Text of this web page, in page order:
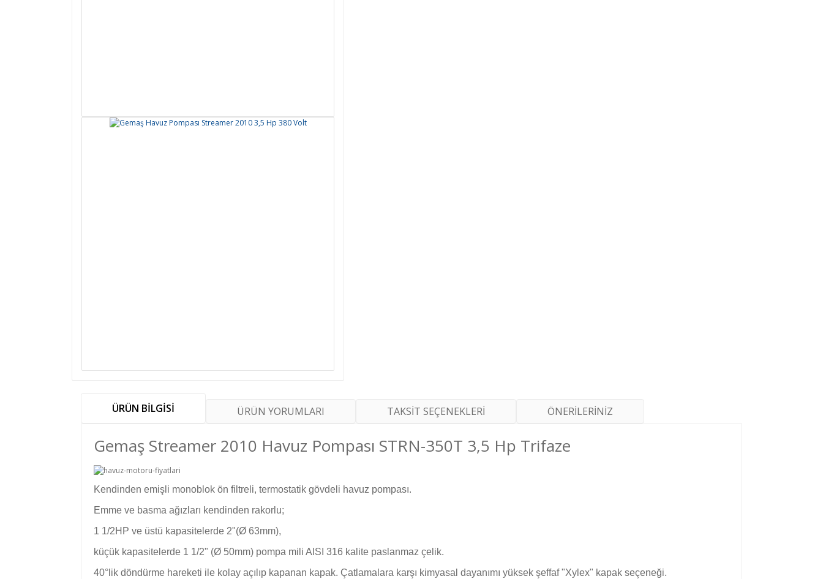
ÜRÜN BİLGİSİ ÜRÜN YORUMLARI TAKSİT SEÇENEKLERİ ÖNERİLERİNİZ
Gemaş Streamer 2010 Havuz Pompası STRN-350T 3,5 Hp Trifaze
Kendinden emişli monoblok ön filtreli, termostatik gövdeli havuz pompası.
Emme ve basma ağızları kendinden rakorlu;
1 1/2HP ve üstü kapasitelerde 2"(Ø 63mm),
küçük kapasitelerde 1 1/2" (Ø 50mm) pompa mili AISI 316 kalite paslanmaz çelik.
40°lik döndürme hareketi ile kolay açılıp kapanan kapak. Çatlamalara karşı kimyasal dayanımı yüksek şeffaf "Xylex" kapak seçeneği.